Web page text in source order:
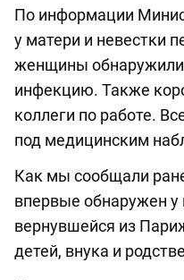
По информации
у матери и невестки
женщины
инфекцию. Также
коллеги по работе.
под медицинским
Как мы сообщали
впервые обнаружен у
вернувшейся из
детей, внука и